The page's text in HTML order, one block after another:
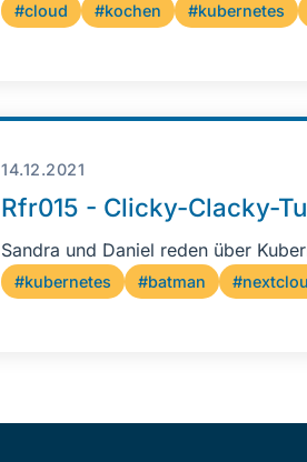
#cloud #kochen #kubernetes
14.12.2021
Rfr015 - Clicky-Clacky-
Sandra und Daniel reden über
#kubernetes #batman